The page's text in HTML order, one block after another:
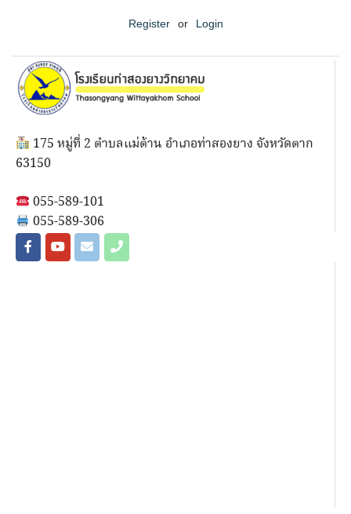
Register or Login
175 หมู่ที่ 2 ตำบลแม่ต้าน อำเภอท่าสองยาง จังหวัดตาก
63150
055-589-101
055-589-306